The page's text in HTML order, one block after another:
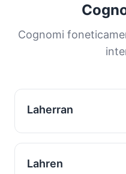
distribuzione ci
e la storia
Cognomi
Laherran
Lahren